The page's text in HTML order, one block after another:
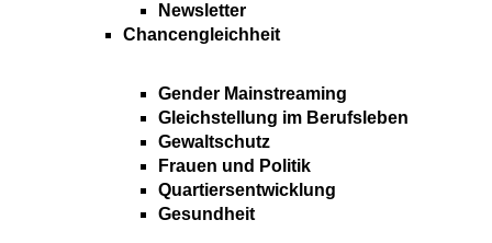
Newsletter
Chancengleichheit
Gender Mainstreaming
Gleichstellung im Berufsleben
Gewaltschutz
Frauen und Politik
Quartiersentwicklung
Gesundheit